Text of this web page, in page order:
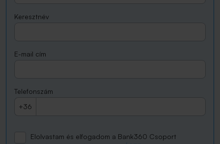
Keresztnév
E-mail cím
Telefonszám
+36
Elolvastam és elfogadom a Bank360 Csoport